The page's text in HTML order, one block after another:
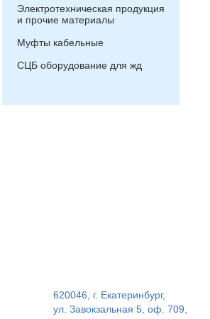
Электротехническая продукция
и прочие материалы
Муфты кабельные
СЦБ оборудование для жд
620046, г. Екатеринбург,
ул. Завокзальная 5, оф. 709,